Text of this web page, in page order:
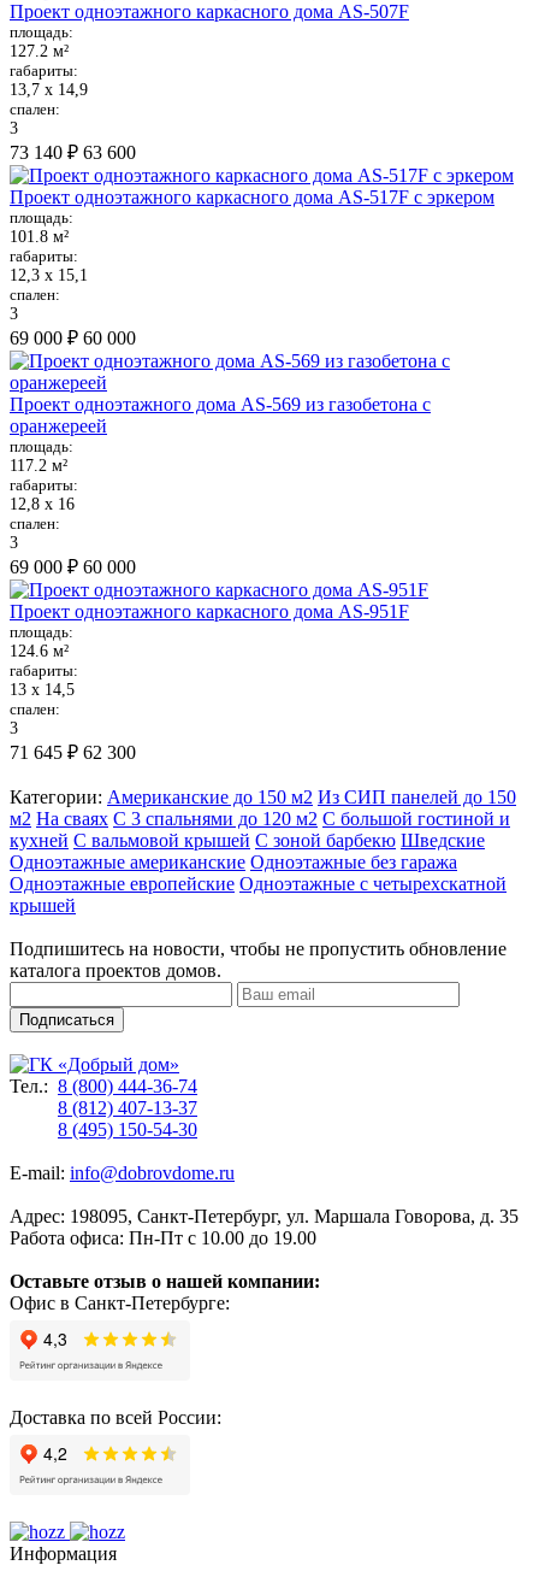
Проект одноэтажного каркасного дома AS-507F
площадь:
127.2 м²
габариты:
13,7 х 14,9
спален:
3
73 140 ₽ 63 600
Проект одноэтажного каркасного дома AS-517F с эркером
площадь:
101.8 м²
габариты:
12,3 х 15,1
спален:
3
69 000 ₽ 60 000
Проект одноэтажного дома AS-569 из газобетона с
оранжереей
площадь:
117.2 м²
габариты:
12,8 х 16
спален:
3
69 000 ₽ 60 000
Проект одноэтажного каркасного дома AS-951F
площадь:
124.6 м²
габариты:
13 х 14,5
спален:
3
71 645 ₽ 62 300
Категории: Американские до 150 м2 Из СИП панелей до 150
м2 На сваях С 3 спальнями до 120 м2 С большой гостиной и
кухней С вальмовой крышей С зоной барбекю Шведские
Одноэтажные американские Одноэтажные без гаража
Одноэтажные европейские Одноэтажные с четырехскатной
крышей
Подпишитесь на новости, чтобы не пропустить обновление
каталога проектов домов.
Подписаться
Тел.: 8 (800) 444-36-74
8 (812) 407-13-37
8 (495) 150-54-30
E-mail: info@dobrovdome.ru
Адрес: 198095, Санкт-Петербург, ул. Маршала Говорова, д. 35
Работа офиса: Пн-Пт с 10.00 до 19.00
Оставьте отзыв о нашей компании:
Офис в Санкт-Петербурге:
Доставка по всей России:
Информация